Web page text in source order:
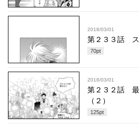
2018/03/01
第２３３話 ス
70pt
2018/03/01
第２３２話
（２）
125pt